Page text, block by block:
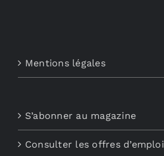
Mentions légales
S’abonner au magazine
Consulter les offres d’emploi